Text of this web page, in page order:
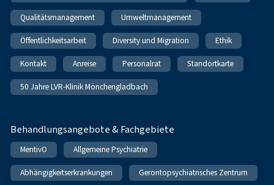
Qualitätsmanagement Umweltmanagement
Öffentlichkeitsarbeit Diversity und Migration Ethik
Kontakt Anreise Personalrat Standortkarte
50 Jahre LVR-Klinik Mönchengladbach
Behandlungsangebote & Fachgebiete
MentivO Allgemeine Psychiatrie
Abhängigkeitserkrankungen Gerontopsychiatrisches Zentrum